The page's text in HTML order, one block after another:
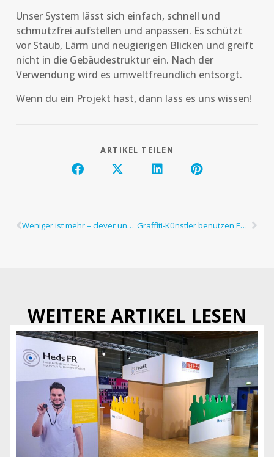
Unser System lässt sich einfach, schnell und
schmutzfrei aufstellen und anpassen. Es schützt
vor Staub, Lärm und neugierigen Blicken und greift
nicht in die Gebäudestruktur ein. Nach der
Verwendung wird es umweltfreundlich entsorgt.
Wenn du ein Projekt hast, dann lass es uns wissen!
ARTIKEL TEILEN
Weniger ist mehr – clever und nachhaltig ausstellen Graffiti-Künstler benutzen ECOPANEL für ihre «Masterpieces»
WEITERE ARTIKEL LESEN